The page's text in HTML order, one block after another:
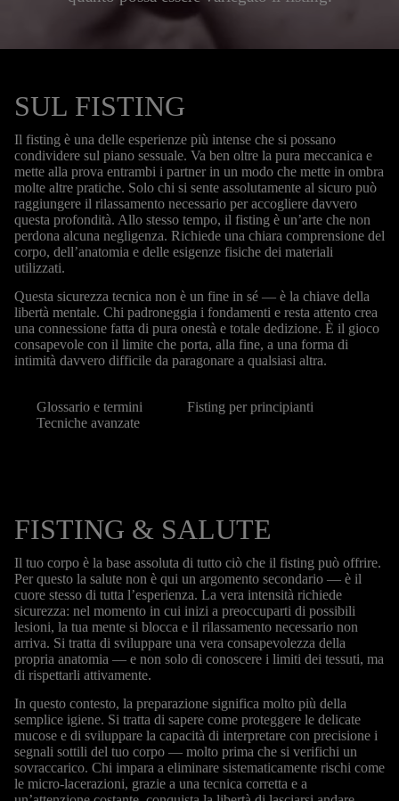
SUL FISTING
Il fisting è una delle esperienze più intense che si possano
condividere sul piano sessuale. Va ben oltre la pura meccanica e
mette alla prova entrambi i partner in un modo che mette in ombra
molte altre pratiche. Solo chi si sente assolutamente al sicuro può
raggiungere il rilassamento necessario per accogliere davvero
questa profondità. Allo stesso tempo, il fisting è un’arte che non
perdona alcuna negligenza. Richiede una chiara comprensione del
corpo, dell’anatomia e delle esigenze fisiche dei materiali
utilizzati.
Questa sicurezza tecnica non è un fine in sé — è la chiave della
libertà mentale. Chi padroneggia i fondamenti e resta attento crea
una connessione fatta di pura onestà e totale dedizione. È il gioco
consapevole con il limite che porta, alla fine, a una forma di
intimità davvero difficile da paragonare a qualsiasi altra.
Glossario e termini
Fisting per principianti
Tecniche avanzate
FISTING & SALUTE
Il tuo corpo è la base assoluta di tutto ciò che il fisting può offrire.
Per questo la salute non è qui un argomento secondario — è il
cuore stesso di tutta l’esperienza. La vera intensità richiede
sicurezza: nel momento in cui inizi a preoccuparti di possibili
lesioni, la tua mente si blocca e il rilassamento necessario non
arriva. Si tratta di sviluppare una vera consapevolezza della
propria anatomia — e non solo di conoscere i limiti dei tessuti, ma
di rispettarli attivamente.
In questo contesto, la preparazione significa molto più della
semplice igiene. Si tratta di sapere come proteggere le delicate
mucose e di sviluppare la capacità di interpretare con precisione i
segnali sottili del tuo corpo — molto prima che si verifichi un
sovraccarico. Chi impara a eliminare sistematicamente rischi come
le micro-lacerazioni, grazie a una tecnica corretta e a